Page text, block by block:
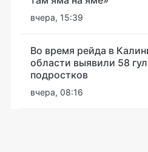
вчера, 15:39
Во время рейда в
области выявили 58
подростков
вчера, 08:16